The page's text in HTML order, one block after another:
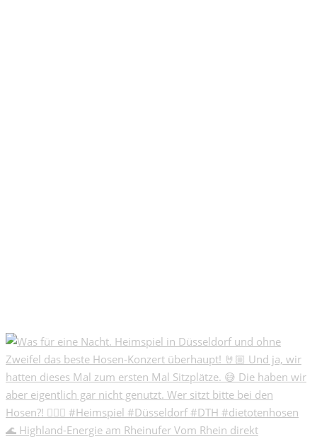
🌊 Highland-Energie am Rheinufer Vom Rhein direkt